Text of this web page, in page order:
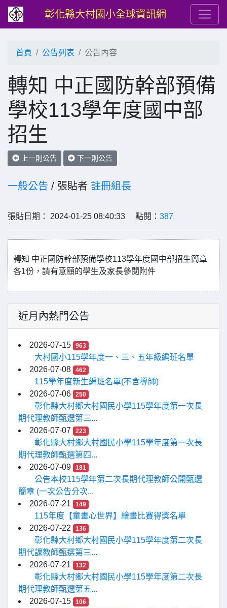
彰化縣大村國小全球資訊網
首頁 公告列表 公告內容
轉知 中正國防幹部預備
學校113學年度國中部
招生
上一則公告 下一則公告
一般公告 / 張貼者 註冊組長
張貼日期： 2024-01-25 08:40:33 點閱： 387
轉知 中正國防幹部預備學校113學年度國中部招生簡章
各1份，請有意願的學生及家長參閱附件
近月內熱門公告
2026-07-15 963
大村國小115學年度一、三、五年級編班名單
2026-07-08
462
115學年度新生編班名單(不含導師)
2026-07-06
250
彰化縣大村鄉大村國民小學115學年度第一次長
期代理教師甄選第三...
2026-07-07
223
彰化縣大村鄉大村國民小學115學年度第一次長
期代理教師甄選第四...
2026-07-09
181
公告本校115學年第二次長期代理教師公開甄選
簡章 (一次公告分次...
2026-07-21
149
115年度【童畫心世界】繪畫比賽得獎名單
2026-07-22
136
彰化縣大村鄉大村國民小學115學年度第二次長
期代課教師甄選第三...
2026-07-21
132
彰化縣大村鄉大村國民小學115學年度第二次長
期代理教師甄選第五...
2026-07-15
106